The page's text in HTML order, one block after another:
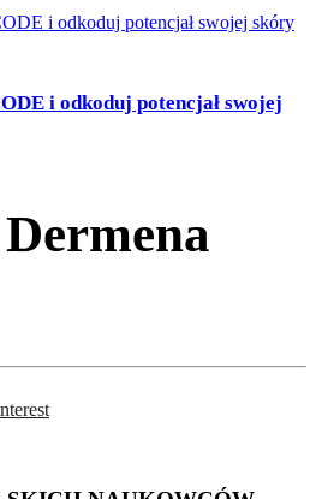
i odkoduj potencjał swojej